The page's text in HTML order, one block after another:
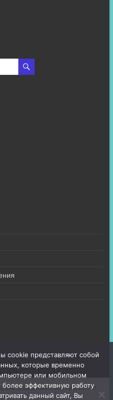
защищены. ТемаSpaciousот
WordPress.
cookie представляют собой
которые временно
или мобильном
более эффективную работу
данный сайт, Вы